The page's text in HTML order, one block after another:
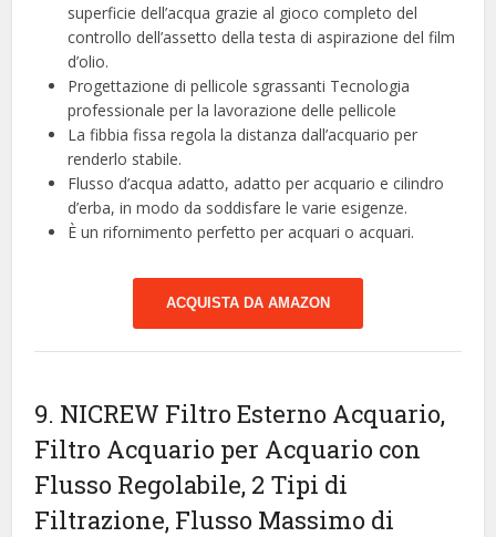
superficie dell’acqua grazie al gioco completo del
controllo dell’assetto della testa di aspirazione del film
d’olio.
Progettazione di pellicole sgrassanti Tecnologia
professionale per la lavorazione delle pellicole
La fibbia fissa regola la distanza dall’acquario per
renderlo stabile.
Flusso d’acqua adatto, adatto per acquario e cilindro
d’erba, in modo da soddisfare le varie esigenze.
È un rifornimento perfetto per acquari o acquari.
ACQUISTA DA AMAZON
9. NICREW Filtro Esterno Acquario,
Filtro Acquario per Acquario con
Flusso Regolabile, 2 Tipi di
Filtrazione, Flusso Massimo di